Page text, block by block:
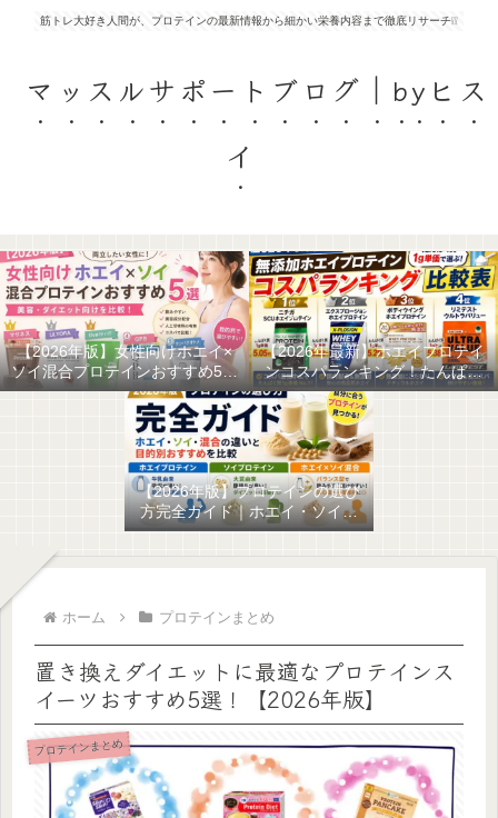
筋トレ大好き人間が、プロテインの最新情報から細かい栄養内容まで徹底リサーチ❕❕
マッスルサポートブログ｜byヒス
イ
【2026年版】女性向けホエイ×
ソイ混合プロテインおすすめ5選
｜美容・ダイエット向けを比較
【2026年最新】ホエイプロテイ
ンコスパランキング！たんぱく
質1g単価で選ぶ最強の無添加ホ
エイはこれだ！
【2026年版】プロテインの選び
方完全ガイド｜ホエイ・ソイ・
混合の違いと目的別おすすめを
ホーム プロテインまとめ
置き換えダイエットに最適なプロテインス
イーツおすすめ5選！【2026年版】
プロテインまとめ